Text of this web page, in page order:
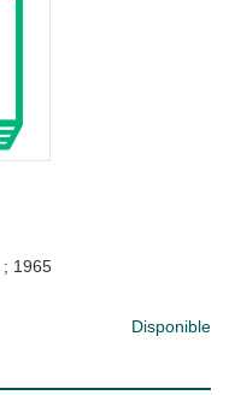
; 1965
Disponible